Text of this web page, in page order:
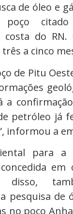
de óleo e
poço
do RN.
a cinco
de Pitu
petróleo já
informou a
para a
em
disso,
pesquisa de
no poço